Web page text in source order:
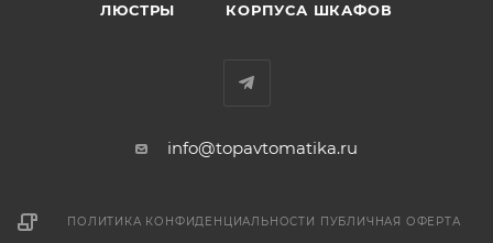
ЛЮСТРЫ КОРПУСА ШКАФОВ
info@topavtomatika.ru
ПОЛИТИКА КОНФИДЕНЦИАЛЬНОСТИ ПУБЛИЧНАЯ ОФЕРТА